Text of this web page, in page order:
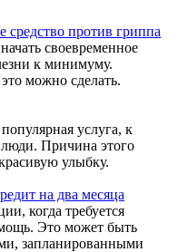
против гриппа
своевременное
к минимуму.
можно сделать.
услуга, к
Причина этого
улыбку.
на два месяца
когда требуется
Это может быть
запланированными